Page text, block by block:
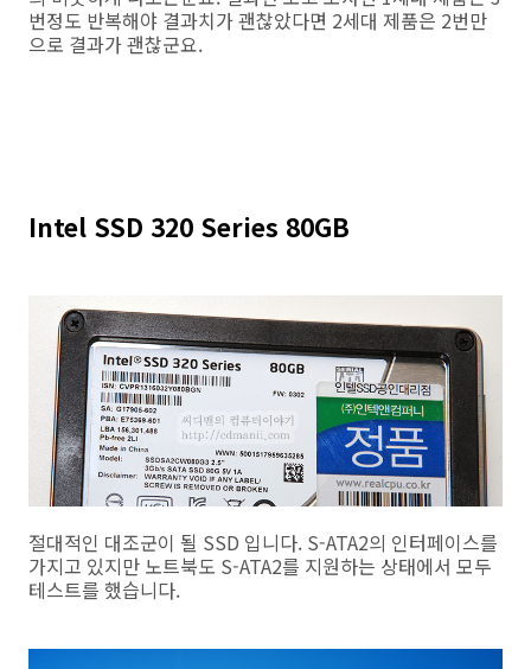
번정도 반복해야 결과치가 괜찮았다면 2세대 제품은 2번만
으로 결과가 괜찮군요.
Intel SSD 320 Series 80GB
절대적인 대조군이 될 SSD 입니다. S-ATA2의 인터페이스를
가지고 있지만 노트북도 S-ATA2를 지원하는 상태에서 모두
테스트를 했습니다.